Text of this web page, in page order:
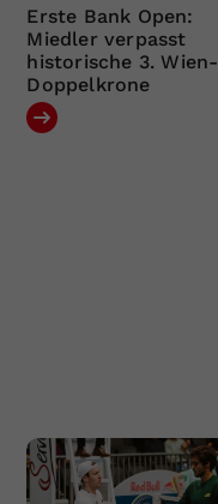
Erste Bank Open:
Miedler verpasst
historische 3. Wien-
Doppelkrone